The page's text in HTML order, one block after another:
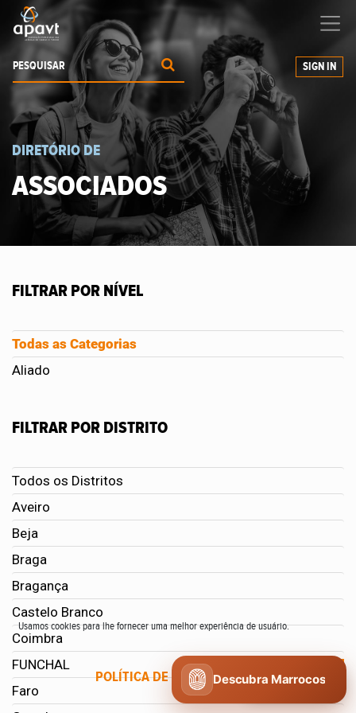
a expandir os seus negócios
SIGN IN
DIRETÓRIO DE
ASSOCIADOS
FILTRAR POR NÍVEL
Todas as Categorias
Aliado
FILTRAR POR DISTRITO
Todos os Distritos
Aveiro
Beja
Braga
Bragança
Castelo Branco
Coimbra
FUNCHAL
Faro
Usamos cookies para lhe fornecer uma melhor experiência de usuário.
POLÍTICA DE COOKIES CONCORDO
Descubra Marrocos